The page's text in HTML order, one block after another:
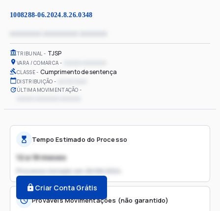
1008288-06.2024.8.26.0348
TRIBUNAL TJSP
VARA / COMARCA
CLASSE Cumprimento de sentença
DISTRIBUIÇÃO
ÚLTIMA MOVIMENTAÇÃO
Tempo Estimado do Processo
12 a 18 meses
Processo iniciado em
Criar Conta Grátis
Prováveis Movimentações (não garantido)